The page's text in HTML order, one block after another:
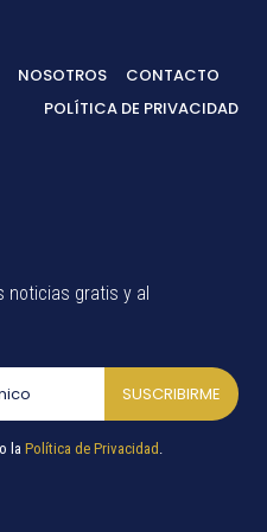
NOSOTROS
CONTACTO
POLÍTICA DE PRIVACIDAD
noticias gratis y al
SUSCRIBIRME
laPolítica de Privacidad